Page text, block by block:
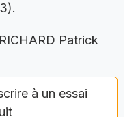
Patrick
à un essai